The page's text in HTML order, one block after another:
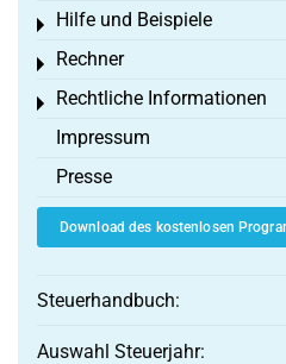
Hilfe und Beispiele
Toggle menu
Rechner
Toggle menu
Rechtliche Informationen
Toggle menu
Impressum
Presse
Download des kostenlosen
Steuerhandbuch:
Auswahl Steuerjahr: